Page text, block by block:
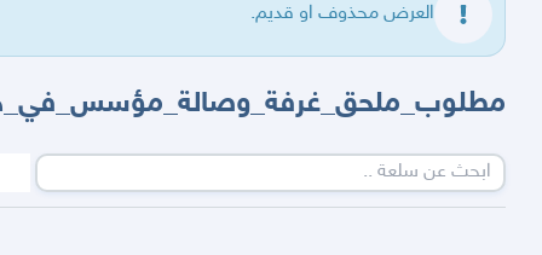
العرض محذوف او قديم.